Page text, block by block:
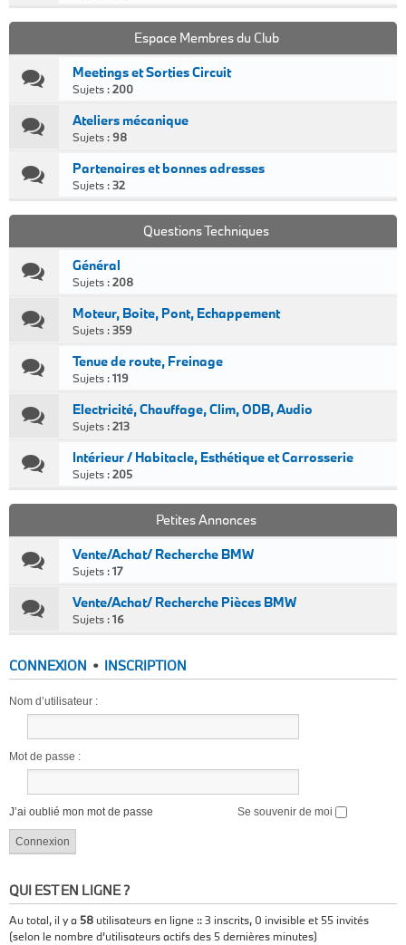
Espace Membres du Club
Meetings et Sorties Circuit
Sujets :200
Ateliers mécanique
Sujets :98
Partenaires et bonnes adresses
Sujets :32
Questions Techniques
Général
Sujets :208
Moteur, Boite, Pont, Echappement
Sujets :359
Tenue de route, Freinage
Sujets :119
Electricité, Chauffage, Clim, ODB, Audio
Sujets :213
Intérieur / Habitacle, Esthétique et Carrosserie
Sujets :205
Petites Annonces
Vente/Achat/ Recherche BMW
Sujets :17
Vente/Achat/ Recherche Pièces BMW
Sujets :16
CONNEXION • INSCRIPTION
Nom d’utilisateur :
Mot de passe :
J’ai oublié mon mot de passe Se souvenir de moi
QUI EST EN LIGNE ?
Au total, il y a 58 utilisateurs en ligne :: 3 inscrits, 0 invisible et 55 invités
(selon le nombre d’utilisateurs actifs des 5 dernières minutes)